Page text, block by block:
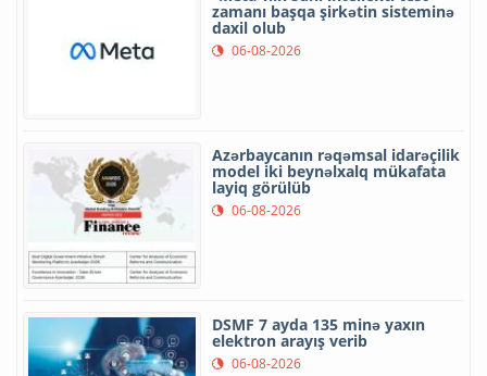
zamanı başqa şirkətin sisteminə
daxil olub
06-08-2026
Azərbaycanın rəqəmsal idarəçilik
model iki beynəlxalq mükafata
layiq görülüb
06-08-2026
DSMF 7 ayda 135 minə yaxın
elektron arayış verib
06-08-2026